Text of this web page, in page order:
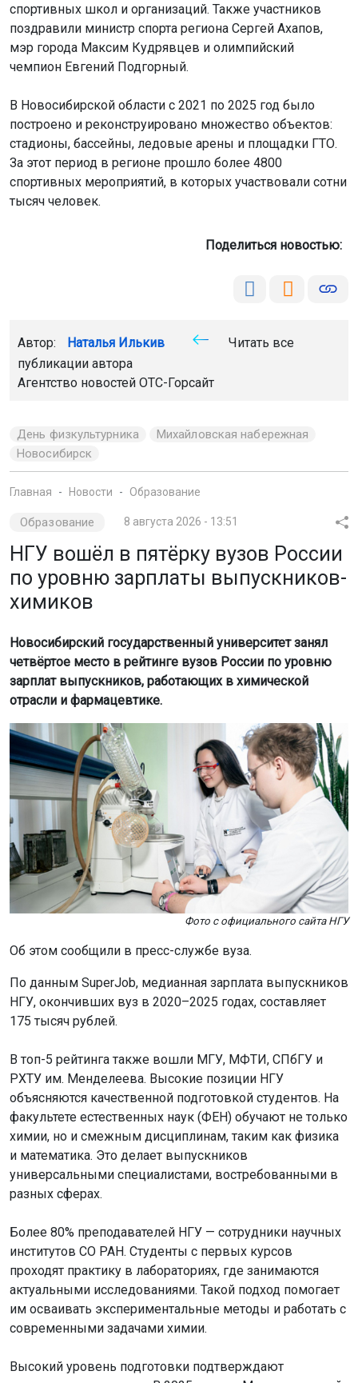
спортивных школ и организаций. Также участников
поздравили министр спорта региона Сергей Ахапов,
мэр города Максим Кудрявцев и олимпийский
чемпион Евгений Подгорный.
В Новосибирской области с 2021 по 2025 год было
построено и реконструировано множество объектов:
стадионы, бассейны, ледовые арены и площадки ГТО.
За этот период в регионе прошло более 4800
спортивных мероприятий, в которых участвовали сотни
тысяч человек.
Поделиться новостью:
Автор: Наталья Илькив
Читать все
публикации автора
Агентство новостей ОТС-Горсайт
День физкультурника
Михайловская набережная
Новосибирск
Главная Новости Образование
Образование 8 августа 2026 - 13:51
НГУ вошёл в пятёрку вузов России
по уровню зарплаты выпускников-
химиков
Новосибирский государственный университет занял
четвёртое место в рейтинге вузов России по уровню
зарплат выпускников, работающих в химической
отрасли и фармацевтике.
Фото с официального сайта НГУ
Об этом сообщили в пресс-службе вуза.
По данным SuperJob, медианная зарплата выпускников
НГУ, окончивших вуз в 2020–2025 годах, составляет
175 тысяч рублей.
В топ-5 рейтинга также вошли МГУ, МФТИ, СПбГУ и
РХТУ им. Менделеева. Высокие позиции НГУ
объясняются качественной подготовкой студентов. На
факультете естественных наук (ФЕН) обучают не только
химии, но и смежным дисциплинам, таким как физика
и математика. Это делает выпускников
универсальными специалистами, востребованными в
разных сферах.
Более 80% преподавателей НГУ — сотрудники научных
институтов СО РАН. Студенты с первых курсов
проходят практику в лабораториях, где занимаются
актуальными исследованиями. Такой подход помогает
им осваивать экспериментальные методы и работать с
современными задачами химии.
Высокий уровень подготовки подтверждают